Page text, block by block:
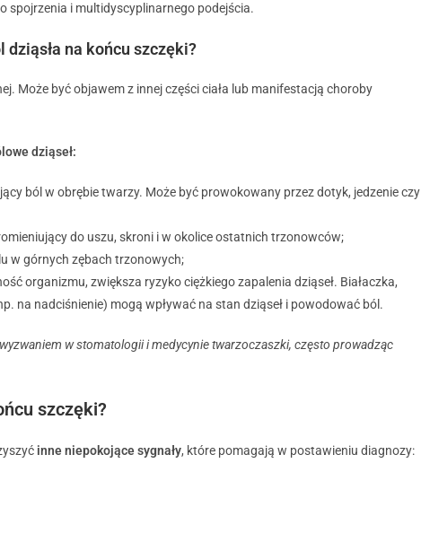
spojrzenia i multidyscyplinarnego podejścia.
na końcu szczęki?
Może być objawem z innej części ciała lub manifestacją choroby
dziąseł:
ból w obrębie twarzy. Może być prowokowany przez dotyk, jedzenie czy
do uszu, skroni i w okolice ostatnich trzonowców;
w górnych zębach trzonowych;
organizmu, zwiększa ryzyko ciężkiego zapalenia dziąseł. Białaczka,
na nadciśnienie) mogą wpływać na stan dziąseł i powodować ból.
w stomatologii i medycynie twarzoczaszki, często prowadząc
szczęki?
inne niepokojące sygnały, które pomagają w postawieniu diagnozy: